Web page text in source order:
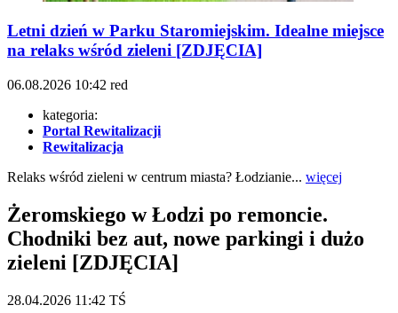
Letni dzień w Parku Staromiejskim. Idealne miejsce
na relaks wśród zieleni [ZDJĘCIA]
06.08.2026 10:42 red
kategoria:
Portal Rewitalizacji
Rewitalizacja
Relaks wśród zieleni w centrum miasta? Łodzianie... więcej
Żeromskiego w Łodzi po remoncie.
Chodniki bez aut, nowe parkingi i dużo
zieleni [ZDJĘCIA]
28.04.2026 11:42 TŚ